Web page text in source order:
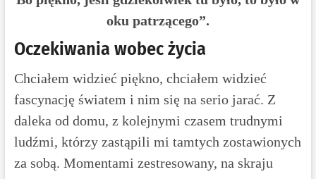
oku patrzącego”.
Oczekiwania wobec życia
Chciałem widzieć piękno, chciałem widzieć
fascynację światem i nim się na serio jarać. Z
daleka od domu, z kolejnymi czasem trudnymi
ludźmi, którzy zastąpili mi tamtych zostawionych
za sobą. Momentami zestresowany, na skraju